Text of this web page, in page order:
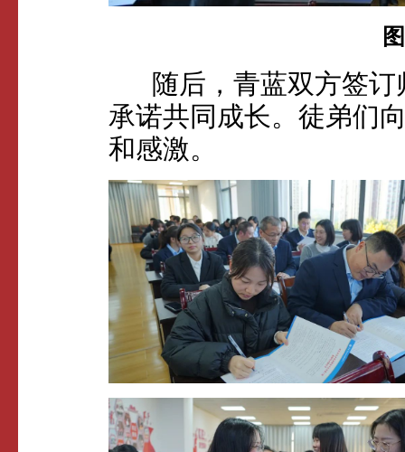
随后，青蓝双方签订
承诺共同成长。徒弟们
和感激。